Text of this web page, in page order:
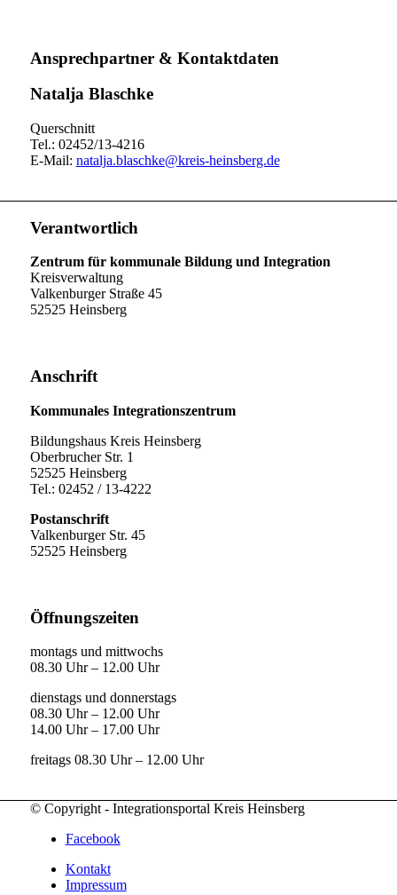
Ansprechpartner & Kontaktdaten
Natalja Blaschke
Querschnitt
Tel.: 02452/13-4216
E-Mail: natalja.blaschke@kreis-heinsberg.de
Verantwortlich
Zentrum für kommunale Bildung und Integration
Kreisverwaltung
Valkenburger Straße 45
52525 Heinsberg
Anschrift
Kommunales Integrationszentrum
Bildungshaus Kreis Heinsberg
Oberbrucher Str. 1
52525 Heinsberg
Tel.: 02452 / 13-4222
Postanschrift
Valkenburger Str. 45
52525 Heinsberg
Öffnungszeiten
montags und mittwochs
08.30 Uhr – 12.00 Uhr
dienstags und donnerstags
08.30 Uhr – 12.00 Uhr
14.00 Uhr – 17.00 Uhr
freitags 08.30 Uhr – 12.00 Uhr
© Copyright - Integrationsportal Kreis Heinsberg
Facebook
Kontakt
Impressum